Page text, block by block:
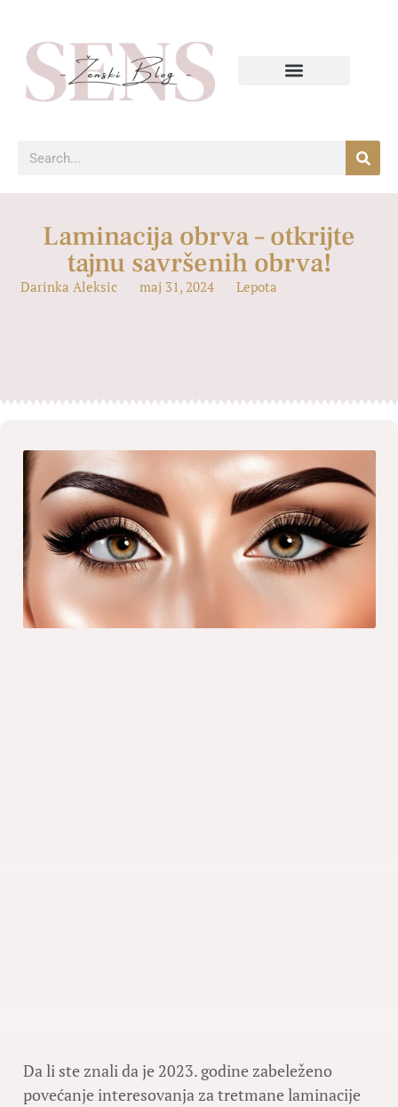
Laminacija obrva – otkrijte
tajnu savršenih obrva!
Darinka Aleksic maj 31, 2024 Lepota
Da li ste znali da je 2023. godine zabeleženo
povećanje interesovanja za tretmane laminacije